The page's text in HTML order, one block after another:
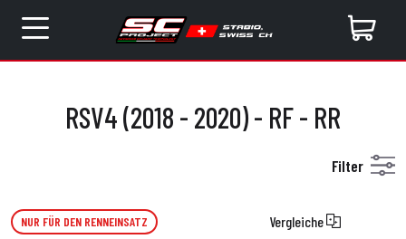
RSV4 (2018 - 2020) - RF - RR
Filter
NUR FÜR DEN RENNEINSATZ Vergleiche